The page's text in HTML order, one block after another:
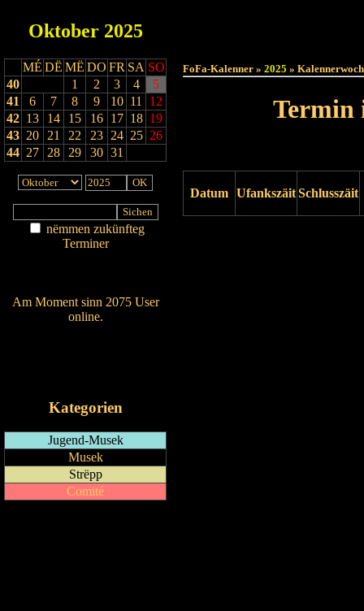
Oktober 2025
MÉ DË MË DO FR SA SO
40
1 2 3 4
5
41
6 7 8 9 10 11
12
42 13 14 15 16 17 18 19
43 20 21 22 23 24 25 26
44 27 28 29 30 31
nëmmen zukünfteg
Terminer
Am Moment sinn 2075 User
online.
Kategorien
Jugend-Musek
Musek
Strëpp
Comité
FoFa-Kalenner » 2025 »
Termin
Datum UfankszäitSchlusszäit